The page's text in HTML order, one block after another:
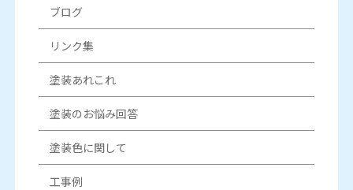
ブログ
リンク集
塗装あれこれ
塗装のお悩み回答
塗装色に関して
工事例